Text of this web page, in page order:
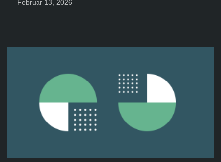
Februar 13, 2026